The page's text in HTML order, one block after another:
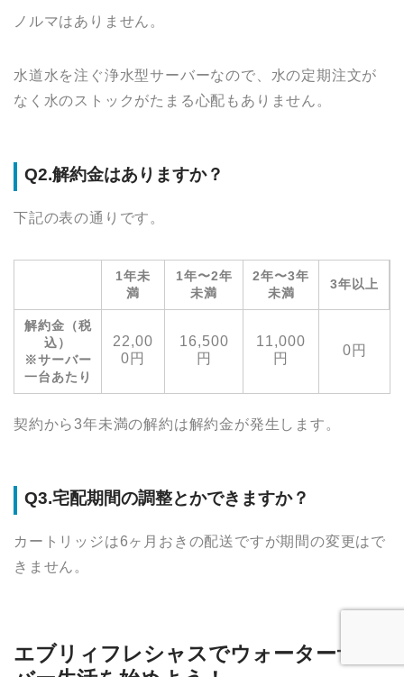
ノルマはありません。
水道水を注ぐ浄水型サーバーなので、水の定期注文が
なく水のストックがたまる心配もありません。
Q2.解約金はありますか？
下記の表の通りです。
1年未
満
1年〜2年
未満
2年〜3年
未満
3年以上
解約金（税
込）
※サーバー
一台あたり
22,00
0円
16,500
円
11,000
円
0円
契約から3年未満の解約は解約金が発生します。
Q3.宅配期間の調整とかできますか？
カートリッジは6ヶ月おきの配送ですが期間の変更はで
きません。
エブリィフレシャスでウォーターサー